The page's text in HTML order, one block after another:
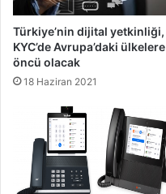
Türkiye’nin dijital yetkinliği,
KYC’de Avrupa’daki ülkelere
öncü olacak
18 Haziran 2021